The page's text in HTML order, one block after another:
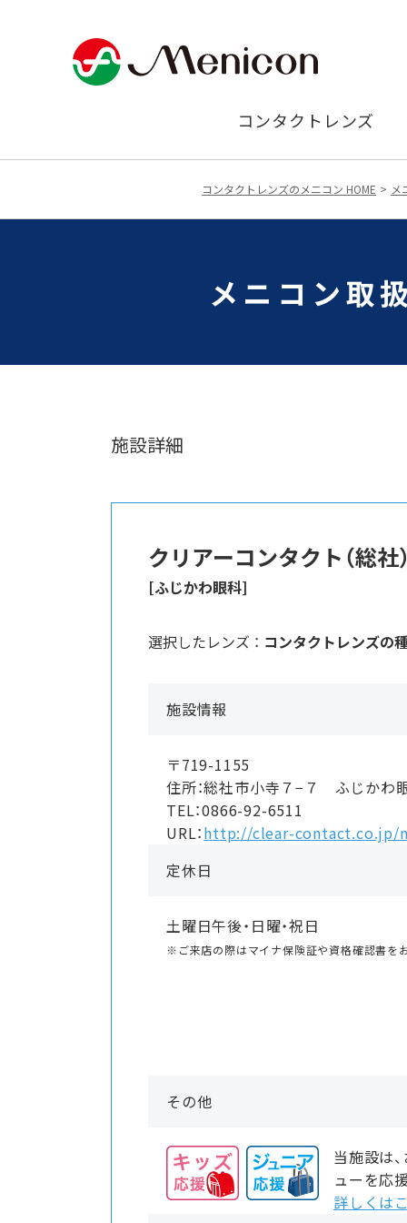
コンタクトレンズ
コンタクトレンズのメニコン HOME メ
メニコン取
施設詳細
クリアーコンタクト（総社）
[ふじかわ眼科]
選択したレンズ ： コンタクトレンズの
施設情報
〒719-1155
住所：総社市小寺７−７ ふじかわ
TEL：0866-92-6511
URL：http://clear-contact.co.jp/
定休日
土曜日午後・日曜・祝日
※ご来店の際はマイナ保険証や資格確認書を
その他
当施設は
ューを応
詳しくは